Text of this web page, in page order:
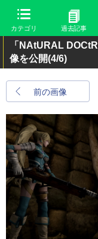
カテゴリ 過去記事
「NAtURAL
像を公開(4/6)
前の画像